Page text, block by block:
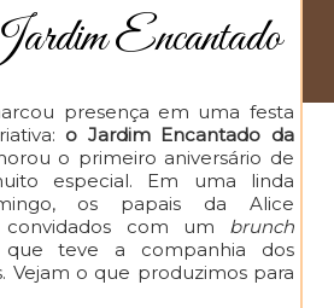
Encantado
presença em uma festa
o Jardim Encantado da
o primeiro aniversário de
especial. Em uma linda
os papais da Alice
convidados com um brunch
que teve a companhia dos
Vejam o que produzimos para